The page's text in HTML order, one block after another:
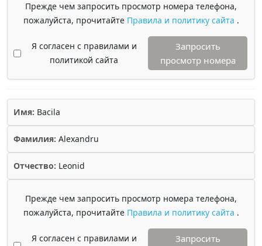
Прежде чем запросить просмотр номера телефона,
пожалуйста, прочитайте Правила и политику сайта .
Я согласен с правилами и
политикой сайта
Запросить
просмотр номера
Имя: Bacila
Фамилия: Alexandru
Отчество: Leonid
Прежде чем запросить просмотр номера телефона,
пожалуйста, прочитайте Правила и политику сайта .
Я согласен с правилами и
Запросить